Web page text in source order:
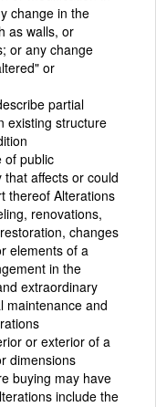
change in the
as walls, or
or any change
or
partial
existing structure
of public
affects or could
thereof Alterations
renovations,
changes
elements of a
in the
extraordinary
maintenance and
or exterior of a
dimensions
buying may have
include the